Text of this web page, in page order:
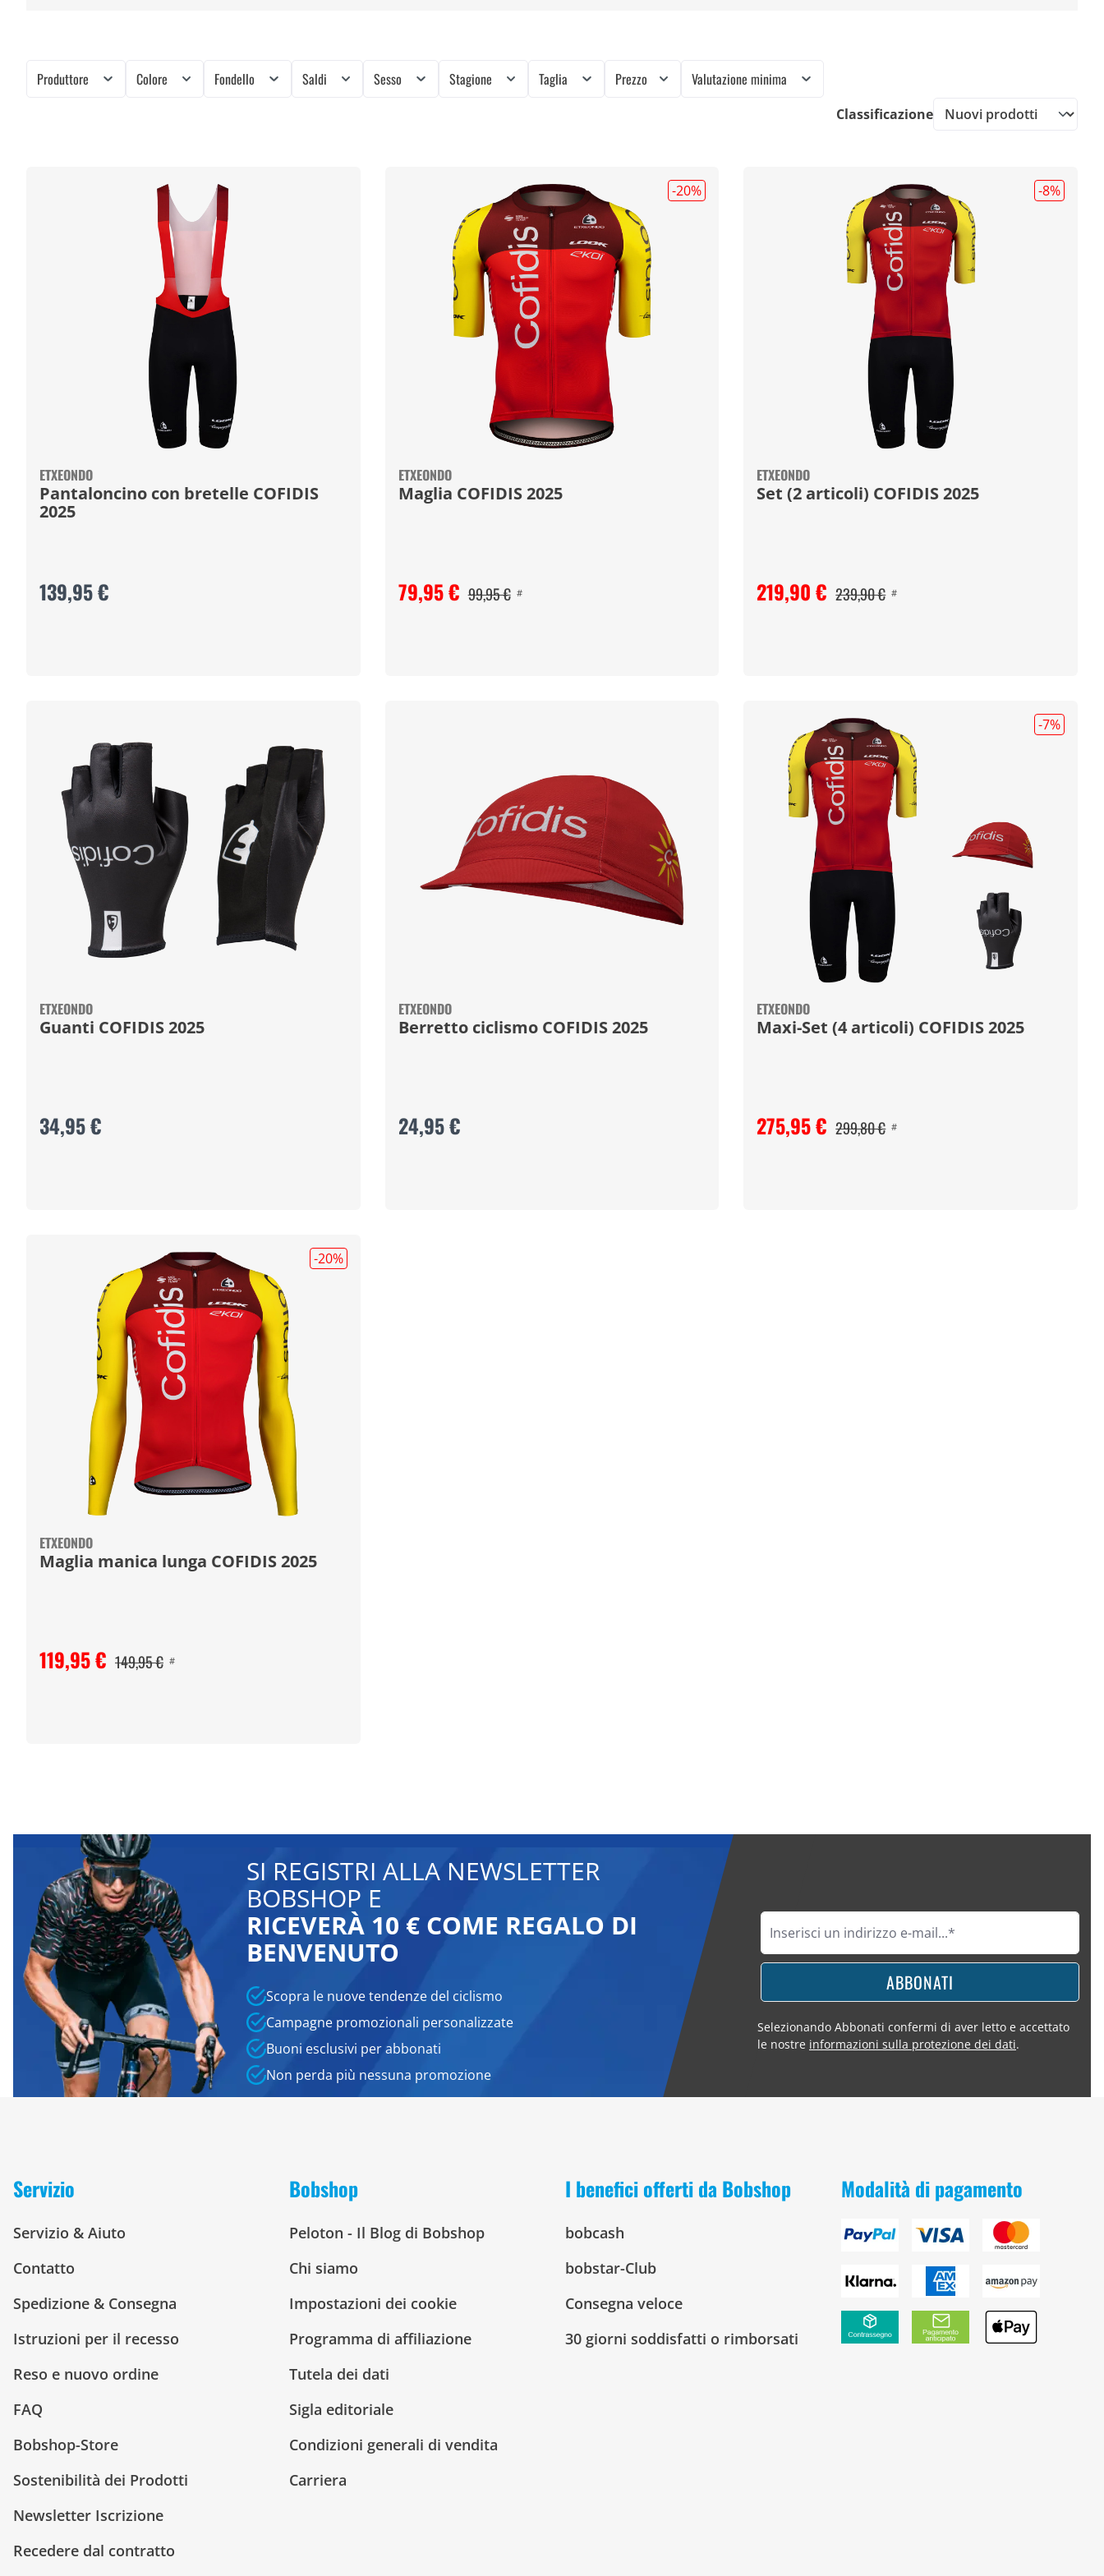
Produttore Colore Fondello Saldi Sesso Stagione Taglia Prezzo Valutazione minima
Classificazione
ETXEONDO
Pantaloncino con bretelle COFIDIS
2025
139,95 €
-20%
ETXEONDO
Maglia COFIDIS 2025
79,95 € 99,95 € #
-8%
ETXEONDO
Set (2 articoli) COFIDIS 2025
219,90 € 239,90 € #
ETXEONDO
Guanti COFIDIS 2025
34,95 €
ETXEONDO
Berretto ciclismo COFIDIS 2025
24,95 €
-7%
ETXEONDO
Maxi-Set (4 articoli) COFIDIS 2025
275,95 € 299,80 € #
-20%
ETXEONDO
Maglia manica lunga COFIDIS 2025
119,95 € 149,95 € #
SI REGISTRI ALLA NEWSLETTER
BOBSHOP E
RICEVERÀ 10 € COME REGALO DI
BENVENUTO
Scopra le nuove tendenze del ciclismo
Campagne promozionali personalizzate
Buoni esclusivi per abbonati
Non perda più nessuna promozione
ABBONATI
Selezionando Abbonati confermi di aver letto e accettato
le nostre informazioni sulla protezione dei dati.
Servizio
Servizio & Aiuto
Contatto
Spedizione & Consegna
Istruzioni per il recesso
Reso e nuovo ordine
FAQ
Bobshop-Store
Sostenibilità dei Prodotti
Newsletter Iscrizione
Recedere dal contratto
Bobshop
Peloton - Il Blog di Bobshop
Chi siamo
Impostazioni dei cookie
Programma di affiliazione
Tutela dei dati
Sigla editoriale
Condizioni generali di vendita
Carriera
I benefici offerti da Bobshop
bobcash
bobstar-Club
Consegna veloce
30 giorni soddisfatti o rimborsati
Modalità di pagamento